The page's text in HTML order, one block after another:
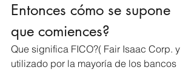
Entonces cómo se supone
que comiences?
Que significa FICO?( Fair Isaac Corp. y
utilizado por la mayoría de los bancos